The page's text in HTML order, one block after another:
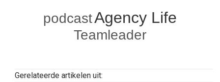
podcastAgency Life
Teamleader
Gerelateerde artikelen uit: